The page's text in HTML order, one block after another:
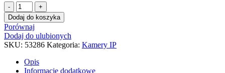
ilość
Kamera
IP
DAHUA
IPC-
HFW2449M-
S-
B-
Dodaj do koszyka
Porównaj
Dodaj do ulubionych
SKU: 53286 Kategoria: Kamery IP
Opis
Informacje dodatkowe